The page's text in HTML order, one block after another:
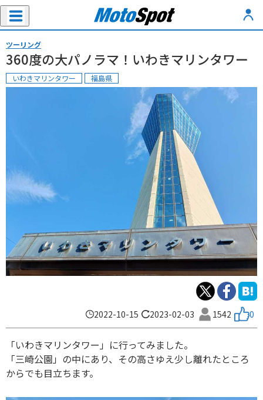
ツーリング
360度の大パノラマ！いわきマリンタワー
いわきマリンタワー 福島県
2022-10-15 2023-02-03 1542 0
「いわきマリンタワー」に行ってみました。
「三崎公園」の中にあり、その高さゆえ少し離れたところ
からでも目立ちます。